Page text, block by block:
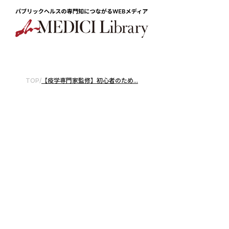
TOP/ 【疫学専門家監修】初心者のため...